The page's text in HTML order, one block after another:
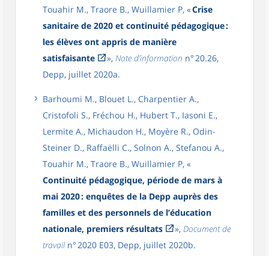
Touahir M., Traore B., Wuillamier P, «Crise
sanitaire de 2020 et continuité pédagogique :
les élèves ont appris de manière
satisfaisante
», Note d’information n° 20.26,
Depp, juillet 2020a.
Barhoumi M., Blouet L., Charpentier A.,
Cristofoli S., Fréchou H., Hubert T., Iasoni E.,
Lermite A., Michaudon H., Moyère R., Odin-
Steiner D., Raffaëlli C., Solnon A., Stefanou A.,
Touahir M., Traore B., Wuillamier P, «
Continuité pédagogique, période de mars à
mai 2020 : enquêtes de la Depp auprès des
familles et des personnels de l’éducation
nationale, premiers résultats
», Document de
travailn° 2020 E03, Depp, juillet 2020b.